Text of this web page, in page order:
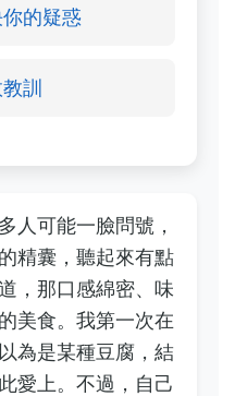
的疑惑
訓
人可能一臉問號，
精囊，聽起來有點
，那口感綿密、味
美食。我第一次在
為是某種豆腐，結
愛上。不過，自己